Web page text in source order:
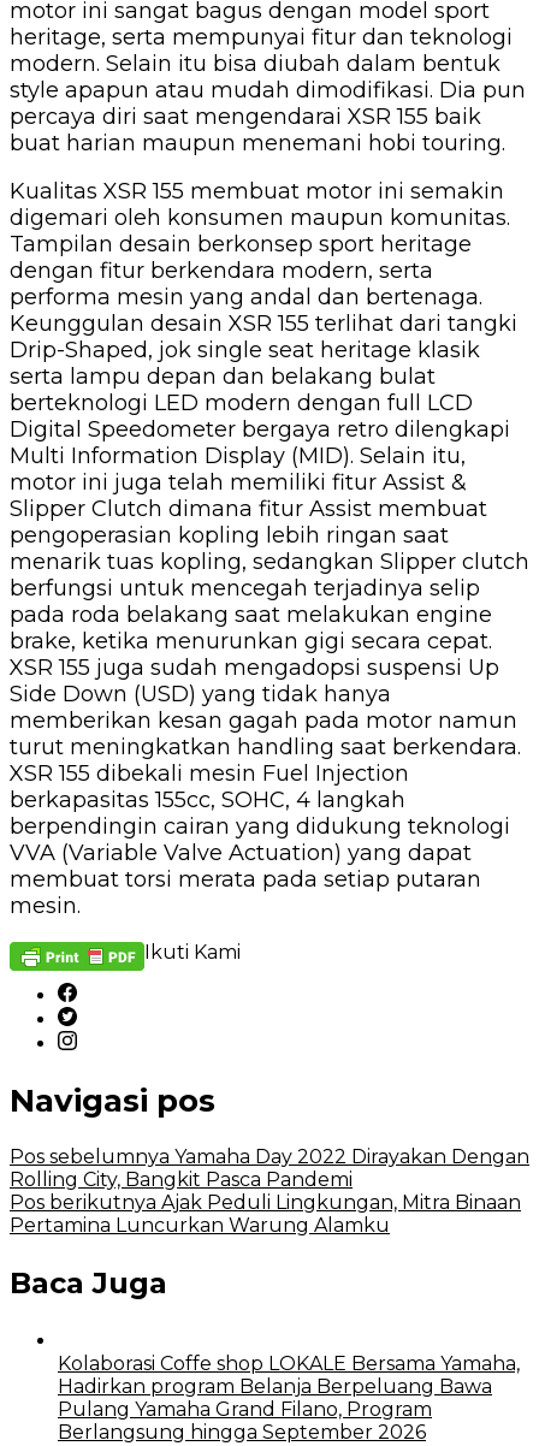
motor ini sangat bagus dengan model sport
heritage, serta mempunyai fitur dan teknologi
modern. Selain itu bisa diubah dalam bentuk
style apapun atau mudah dimodifikasi. Dia pun
percaya diri saat mengendarai XSR 155 baik
buat harian maupun menemani hobi touring.
Kualitas XSR 155 membuat motor ini semakin
digemari oleh konsumen maupun komunitas.
Tampilan desain berkonsep sport heritage
dengan fitur berkendara modern, serta
performa mesin yang andal dan bertenaga.
Keunggulan desain XSR 155 terlihat dari tangki
Drip-Shaped, jok single seat heritage klasik
serta lampu depan dan belakang bulat
berteknologi LED modern dengan full LCD
Digital Speedometer bergaya retro dilengkapi
Multi Information Display (MID). Selain itu,
motor ini juga telah memiliki fitur Assist &
Slipper Clutch dimana fitur Assist membuat
pengoperasian kopling lebih ringan saat
menarik tuas kopling, sedangkan Slipper clutch
berfungsi untuk mencegah terjadinya selip
pada roda belakang saat melakukan engine
brake, ketika menurunkan gigi secara cepat.
XSR 155 juga sudah mengadopsi suspensi Up
Side Down (USD) yang tidak hanya
memberikan kesan gagah pada motor namun
turut meningkatkan handling saat berkendara.
XSR 155 dibekali mesin Fuel Injection
berkapasitas 155cc, SOHC, 4 langkah
berpendingin cairan yang didukung teknologi
VVA (Variable Valve Actuation) yang dapat
membuat torsi merata pada setiap putaran
mesin.
Ikuti Kami
Navigasi pos
Pos sebelumnya Yamaha Day 2022 Dirayakan Dengan
Rolling City, Bangkit Pasca Pandemi
Pos berikutnya Ajak Peduli Lingkungan, Mitra Binaan
Pertamina Luncurkan Warung Alamku
Baca Juga
Kolaborasi Coffe shop LOKALE Bersama Yamaha,
Hadirkan program Belanja Berpeluang Bawa
Pulang Yamaha Grand Filano, Program
Berlangsung hingga September 2026